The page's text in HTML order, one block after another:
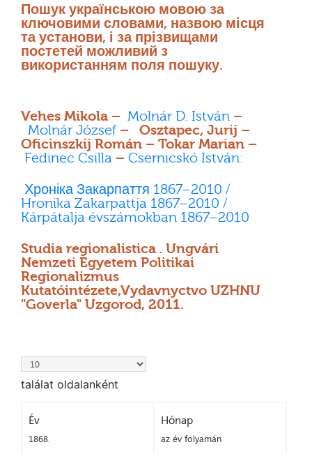
Пошук українською мовою за
ключовими словами, назвою місця
та установи, і за прізвищами
постетей можливий з
використанням поля пошуку.
Vehes Mikola – Molnár D. István –
Molnár József – Osztapec, Jurij –
Oficinszkij Román – Tokar Marian –
Fedinec Csilla – Csernicskó István:
Хроніка Закарпаття 1867–2010 /
Hronika Zakarpattja 1867–2010 /
Kárpátalja évszámokban 1867–2010
Studia regionalistica . Ungvári
Nemzeti Egyetem Politikai
Regionalizmus
Kutatóintézete,Vydavnyctvo UZHNU
"Goverla" Uzgorod, 2011.
találat oldalanként
Év
1868.
Hónap
az év folyamán